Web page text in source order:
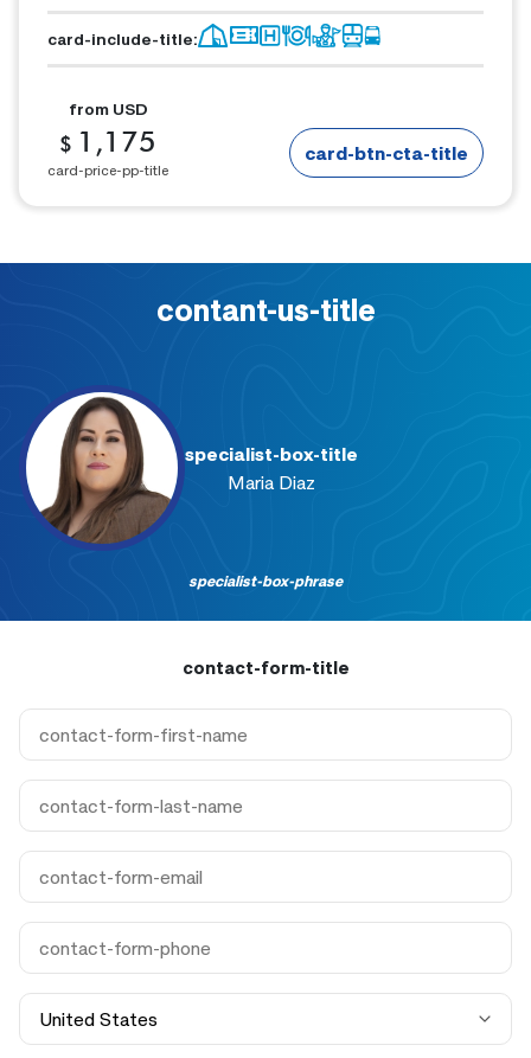
card-include-title:
from USD
$ 1,175
card-price-pp-title
card-btn-cta-title
contant-us-title
specialist-box-title
Maria Diaz
specialist-box-phrase
contact-form-title